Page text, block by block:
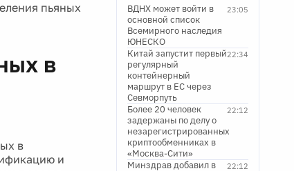
пьяных
в
в
и
23:05
ВДНХ может войти в
основной список
Всемирного наследия
ЮНЕСКО
22:34
Китай запустит первый
регулярный
контейнерный
маршрут в ЕС через
Севморпуть
22:12
Более 20 человек
задержаны по делу о
незарегистрированных
криптообменниках в
«Москва-Сити»
22:12
Минздрав добавил в